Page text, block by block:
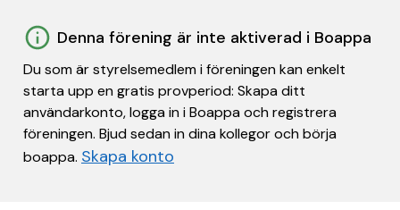
Denna förening är inte aktiverad i Boappa
Du som är styrelsemedlem i föreningen kan enkelt
starta upp en gratis provperiod: Skapa ditt
användarkonto, logga in i Boappa och registrera
föreningen. Bjud sedan in dina kollegor och börja
boappa. Skapa konto